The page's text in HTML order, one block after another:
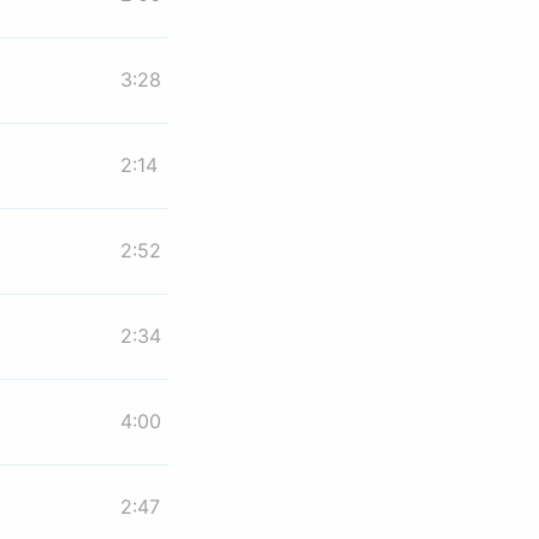
3:28
2:14
2:52
2:34
4:00
2:47